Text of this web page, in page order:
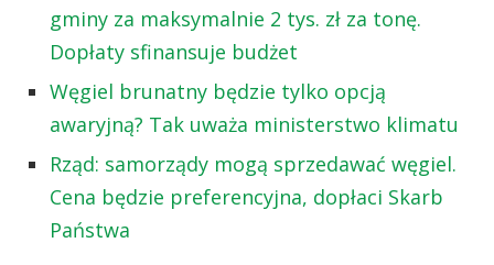
gminy za maksymalnie 2 tys. zł za tonę.
Dopłaty sfinansuje budżet
Węgiel brunatny będzie tylko opcją
awaryjną? Tak uważa ministerstwo klimatu
Rząd: samorządy mogą sprzedawać węgiel.
Cena będzie preferencyjna, dopłaci Skarb
Państwa